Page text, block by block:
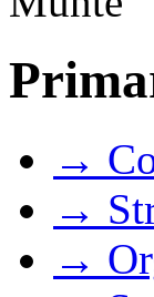
→
→
→